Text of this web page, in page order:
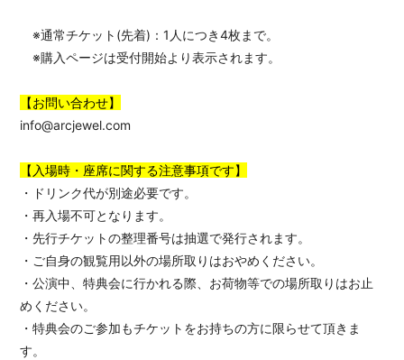
※通常チケット(先着)：1人につき4枚まで。
※購入ページは受付開始より表示されます。
【お問い合わせ】
info@arcjewel.com
【入場時・座席に関する注意事項です】
・ドリンク代が別途必要です。
・再入場不可となります。
・先行チケットの整理番号は抽選で発行されます。
・ご自身の観覧用以外の場所取りはおやめください。
・公演中、特典会に行かれる際、お荷物等での場所取りはお止
めください。
・特典会のご参加もチケットをお持ちの方に限らせて頂きま
す。